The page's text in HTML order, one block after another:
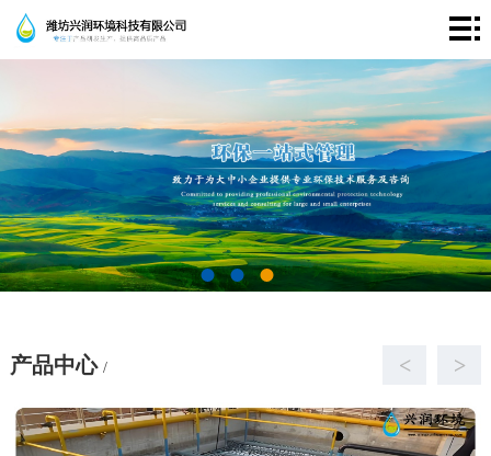
首
进
兴
润
产
品
中
心
成
功
案
新
闻
讯
联
我
们
产品中心 / < >